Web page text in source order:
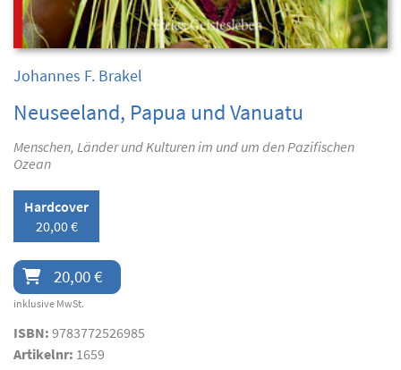
Johannes F. Brakel
Neuseeland, Papua und Vanuatu
Menschen, Länder und Kulturen im und um den Pazifischen
Ozean
Hardcover
20,00 €
20,00 €
inklusive MwSt.
ISBN: 9783772526985
Artikelnr: 1659